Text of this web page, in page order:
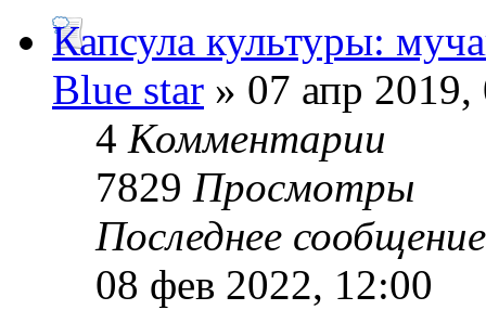
Капсула культуры:
Blue star » 07 апр 2019,
4 Комментарии
7829 Просмотры
Последнее
08 фев 2022, 12:00